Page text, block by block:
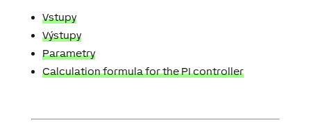
Vstupy
Výstupy
Parametry
Calculation formula for the PI controller